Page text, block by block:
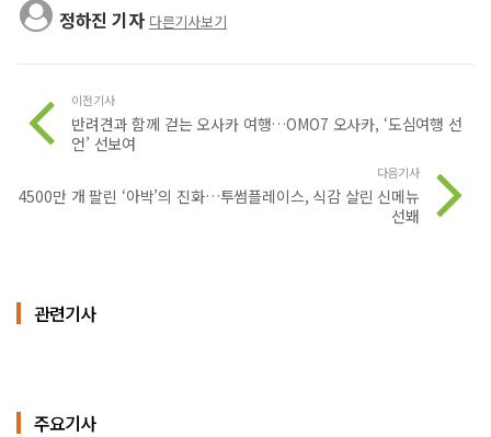
정하진 기자 다른기사보기
이전기사
반려견과 함께 걷는 오사카 여행…OMO7 오사카, ‘도심여행 선
언’ 선보여
다음기사
4500만 개 팔린 ‘아박’의 진화…투썸플레이스, 식감 살린 신메뉴
선봬
관련기사
주요기사